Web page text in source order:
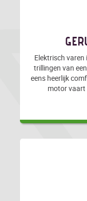
Elektrisch
trillingen van
eens heerlijk
motor vaart